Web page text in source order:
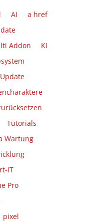
AI
a href
Addon
KI
Tutorials
Wartung
IT
Pro
pixel